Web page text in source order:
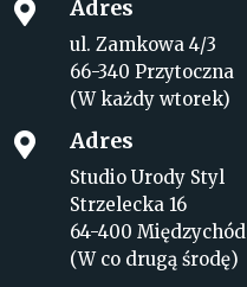
 Adres
ul. Zamkowa 4/3
66-340 Przytoczna
(W każdy wtorek)
 Adres
Studio Urody Styl
Strzelecka 16
64-400 Międzychód
(W co drugą środę)